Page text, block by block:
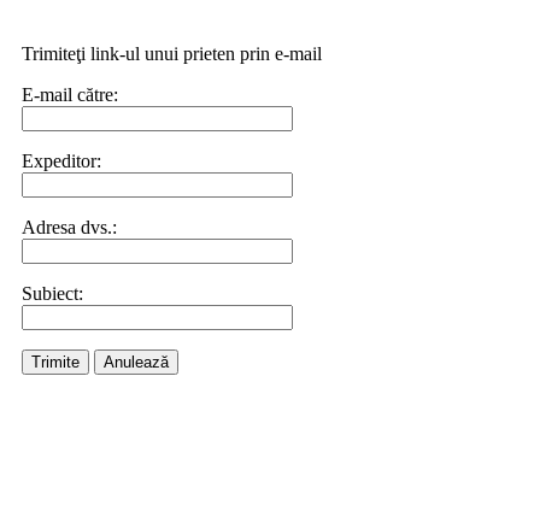
Trimiteţi link-ul unui prieten prin e-mail
E-mail către:
Expeditor:
Adresa dvs.:
Subiect:
Trimite Anulează